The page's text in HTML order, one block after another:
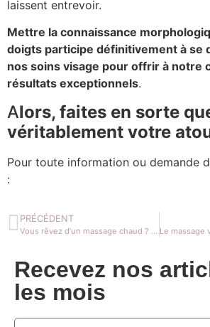
laissent entrevoir.
Mettre la connaissance
doigts participe définitivement à se
nos soins visage pour offrir à notre
résultats exceptionnels.
Alors, faites en sorte
véritablement votre
Pour toute information ou demande
:
PRÉCÉDENT
Vous rêvez d’un massage chaud ? Le Aï Cao massage est fait pour vous !
Recevez nos
les mois